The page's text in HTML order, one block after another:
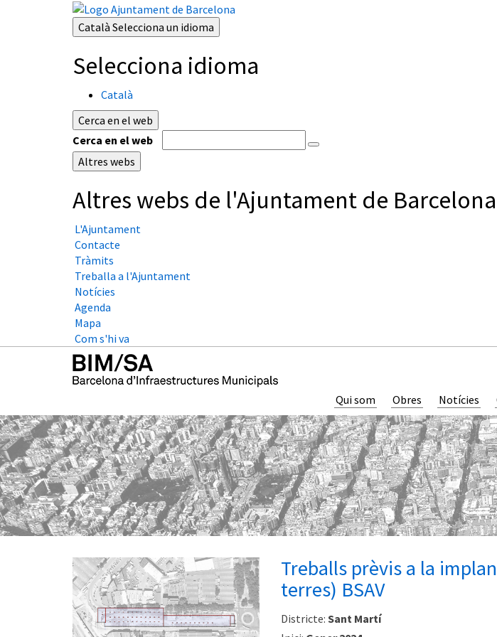
Català Selecciona un idioma
Selecciona idioma
Català
Cerca en el web
Cerca en el web
Altres webs
Altres webs de l'Ajuntament de Barcelona
L'Ajuntament
Contacte
Tràmits
Treballa a l'Ajuntament
Notícies
Agenda
Mapa
Com s'hi va
Qui som Obres Notícies
Treballs prèvis a la
terres) BSAV
Districte: Sant Martí